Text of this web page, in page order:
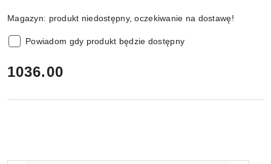
Magazyn: produkt niedostępny, oczekiwanie na dostawę!
Powiadom gdy produkt będzie dostępny
cena:
1036.00